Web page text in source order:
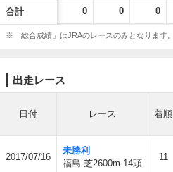
合計 0 0 0
※「総合成績」はJRAのレースのみとなります。
出走レース
日付 レース 着順
2017/07/16
未勝利
福島 芝2600m 14頭
11